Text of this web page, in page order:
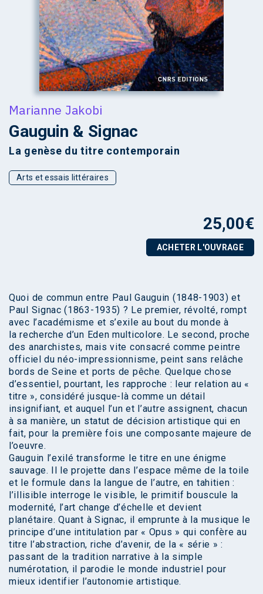
Marianne Jakobi
Gauguin & Signac
La genèse du titre contemporain
Arts et essais littéraires
25,00€
ACHETER L'OUVRAGE
Quoi de commun entre Paul Gauguin (1848-1903) et
Paul Signac (1863-1935) ? Le premier, révolté, rompt
avec l’académisme et s’exile au bout du monde à
la recherche d’un Eden multicolore. Le second, proche
des anarchistes, mais vite consacré comme peintre
officiel du néo-impressionnisme, peint sans relâche
bords de Seine et ports de pêche. Quelque chose
d’essentiel, pourtant, les rapproche : leur relation au «
titre », considéré jusque-là comme un détail
insignifiant, et auquel l’un et l’autre assignent, chacun
à sa manière, un statut de décision artistique qui en
fait, pour la première fois une composante majeure de
l’oeuvre.
Gauguin l’exilé transforme le titre en une énigme
sauvage. Il le projette dans l’espace même de la toile
et le formule dans la langue de l’autre, en tahitien :
l’illisible interroge le visible, le primitif bouscule la
modernité, l’art change d’échelle et devient
planétaire. Quant à Signac, il emprunte à la musique le
principe d’une intitulation par « Opus » qui confère au
titre l’abstraction, riche d’avenir, de la « série » :
passant de la tradition narrative à la simple
numérotation, il parodie le monde industriel pour
mieux identifier l’autonomie artistique.